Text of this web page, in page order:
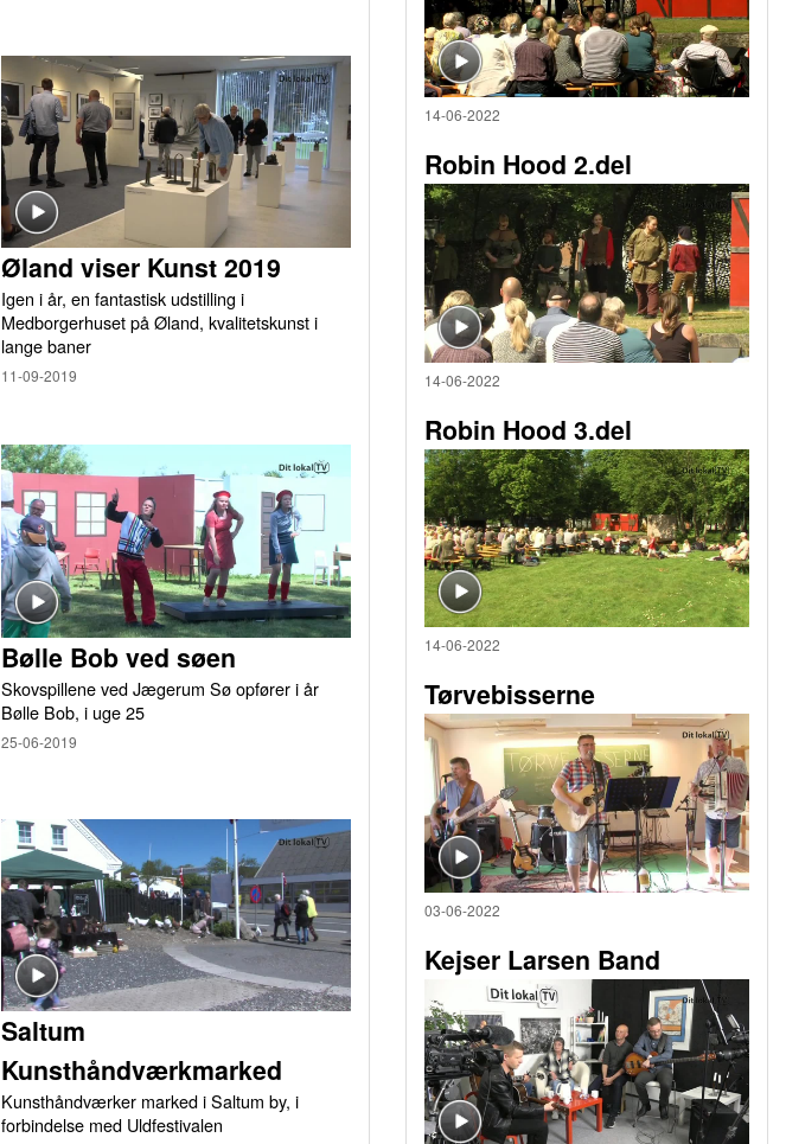
Øland viser Kunst 2019
Igen i år, en fantastisk udstilling i
Medborgerhuset på Øland, kvalitetskunst i
lange baner
11-09-2019
Bølle Bob ved søen
Skovspillene ved Jægerum Sø opfører i år
Bølle Bob, i uge 25
25-06-2019
Saltum
Kunsthåndværkmarked
Kunsthåndværker marked i Saltum by, i
forbindelse med Uldfestivalen
14-06-2022
Robin Hood 2.del
14-06-2022
Robin Hood 3.del
14-06-2022
Tørvebisserne
03-06-2022
Kejser Larsen Band